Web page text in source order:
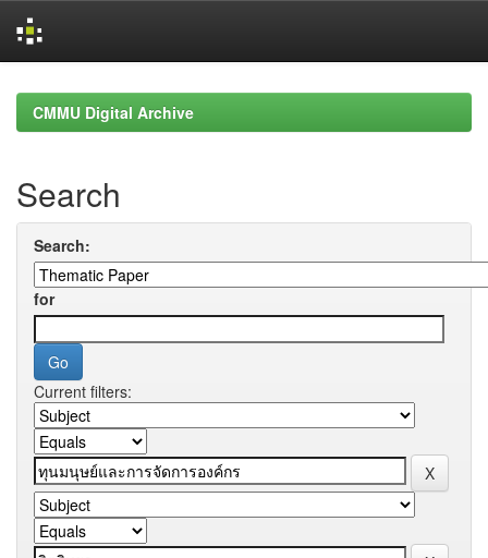
navigationCMMU Digital Archive
Search
Search:
for
Current filters: